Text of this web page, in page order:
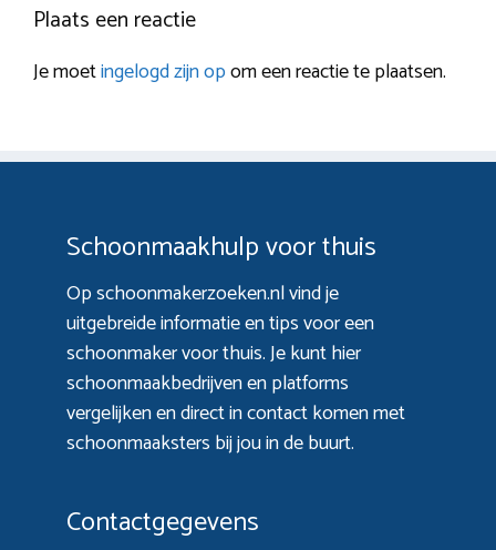
Plaats een reactie
Je moetingelogd zijn opom een reactie te plaatsen.
Schoonmaakhulp voor thuis
Op schoonmakerzoeken.nl vind je
uitgebreide informatie en tips voor een
schoonmaker voor thuis. Je kunt hier
schoonmaakbedrijven en platforms
vergelijken en direct in contact komen met
schoonmaaksters bij jou in de buurt.
Contactgegevens